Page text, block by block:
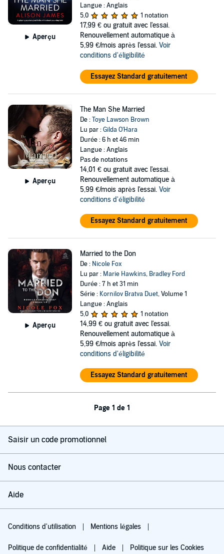
Aperçu
Langue : Anglais
5,0
1 notation
17,99 € ou gratuit avec l'essai.
Renouvellement automatique à
5,99 €/mois après l'essai. Voir
conditions d'éligibilité
Essayez Standard gratuitement
Aperçu
The Man She Married
De :Toye Lawson Brown
Lu par :Gilda O'Hara
Durée : 6 h et 46 min
Langue : Anglais
Pas de notations
14,01 € ou gratuit avec l'essai.
Renouvellement automatique à
5,99 €/mois après l'essai. Voir
conditions d'éligibilité
Essayez Standard gratuitement
Aperçu
Married to the Don
De : Nicole Fox
Lu par : Marie Hawkins, Bradley Ford
Durée : 7 h et 31 min
Série : Kornilov Bratva Duet, Volume 1
Langue : Anglais
5,0
1 notation
14,99 € ou gratuit avec l'essai.
Renouvellement automatique à
5,99 €/mois après l'essai. Voir
conditions d'éligibilité
Essayez Standard gratuitement
Page 1 de 1
Saisir un code promotionnel
Nous contacter
Aide
Conditions d'utilisation Mentions légales
Politique de confidentialité Aide Politique sur les Cookies